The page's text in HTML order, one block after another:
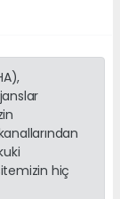
hiç